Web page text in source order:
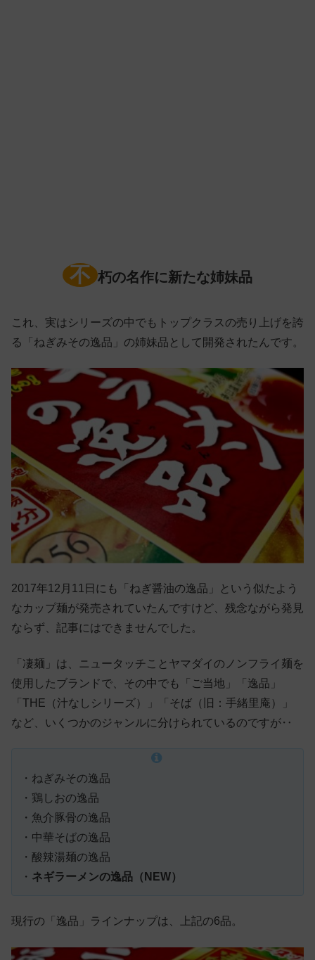
不 朽の名作に新たな姉妹品
これ、実はシリーズの中でもトップクラスの売り上げを誇
る「ねぎみその逸品」の姉妹品として開発されたんです。
2017年12月11日にも「ねぎ醤油の逸品」という似たよう
なカップ麺が発売されていたんですけど、残念ながら発見
ならず、記事にはできませんでした。
「凄麺」は、ニュータッチことヤマダイのノンフライ麺を
使用したブランドで、その中でも「ご当地」「逸品」
「THE（汁なしシリーズ）」「そば（旧：手緒里庵）」
など、いくつかのジャンルに分けられているのですが‥
・ねぎみその逸品
・鶏しおの逸品
・魚介豚骨の逸品
・中華そばの逸品
・酸辣湯麺の逸品
・ ネギラーメンの逸品（NEW）
現行の「逸品」ラインナップは、上記の6品。